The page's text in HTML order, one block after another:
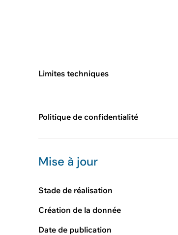
Limites techniques
Politique de confidentialité
Mise à jour
Stade de réalisation
Création de la donnée
Date de publication